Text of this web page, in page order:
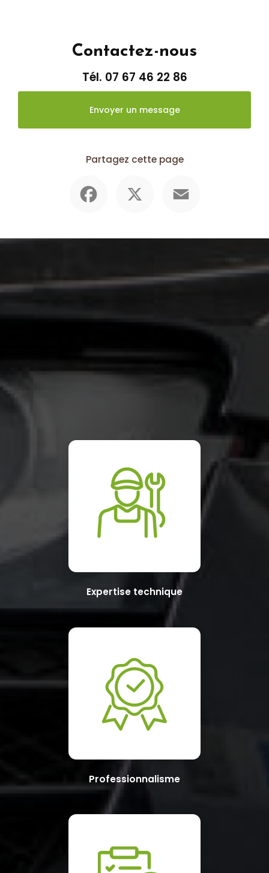
Contactez-nous
Tél. 07 67 46 22 86
Envoyer un message
Partagez cette page
Expertise technique
Professionnalisme